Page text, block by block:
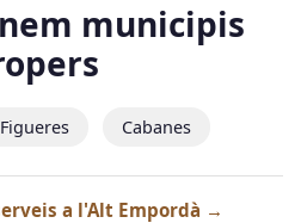
municipis
Figueres Cabanes
a l'Alt Empordà →